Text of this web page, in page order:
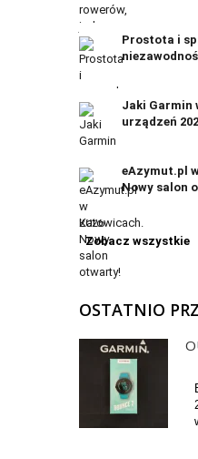
Prostota i
Jaki Garmin
urządzeń
eAzymut.pl
Nowy salon
Zobacz wszystkie
OSTATNIO